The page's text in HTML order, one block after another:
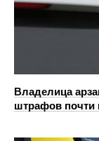
Владелица
штрафов почти